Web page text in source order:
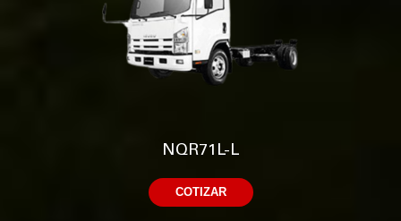
NQR71L-L
COTIZAR